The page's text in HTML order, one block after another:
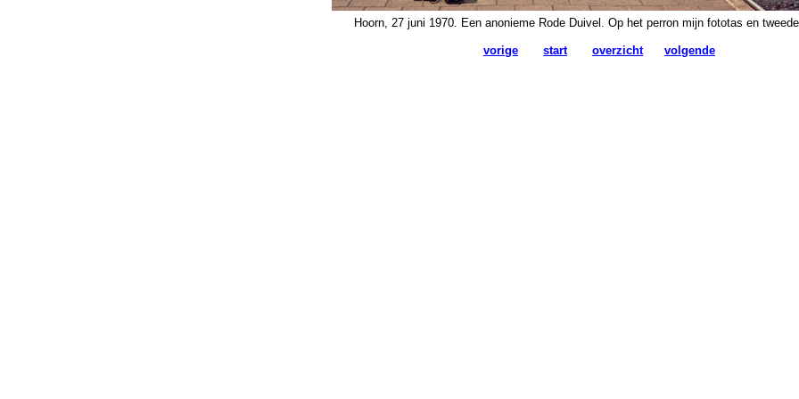
Hoorn, 27 juni 1970. Een anonieme Rode Duivel. Op het perron mijn fototas en
vorige start overzicht volgende